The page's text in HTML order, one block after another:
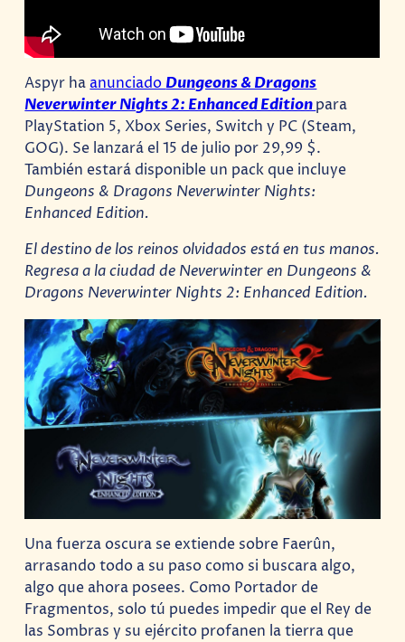
Aspyr ha anunciado Dungeons & Dragons
Neverwinter Nights 2: Enhanced Editionpara
PlayStation 5, Xbox Series, Switch y PC (Steam,
GOG). Se lanzará el 15 de julio por 29,99 $.
También estará disponible un pack que incluye
Dungeons & Dragons Neverwinter Nights:
Enhanced Edition.
El destino de los reinos olvidados está en tus manos.
Regresa a la ciudad de Neverwinter en Dungeons &
Dragons Neverwinter Nights 2: Enhanced Edition.
Una fuerza oscura se extiende sobre Faerûn,
arrasando todo a su paso como si buscara algo,
algo que ahora posees. Como Portador de
Fragmentos, solo tú puedes impedir que el Rey de
las Sombras y su ejército profanen la tierra que